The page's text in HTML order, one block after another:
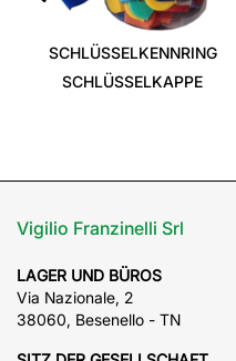
SCHLÜSSELKENNRING
SCHLÜSSELKAPPE
Vigilio Franzinelli Srl
LAGER UND BÜROS
Via Nazionale, 2
38060, Besenello - TN